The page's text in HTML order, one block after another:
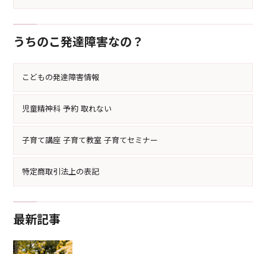
うちのこ発達障害なの？
こどもの発達障害情報
児童精神科 予約 取れない
子育て講座 子育て教室 子育てセミナー
特定商取引法上の表記
最新記事